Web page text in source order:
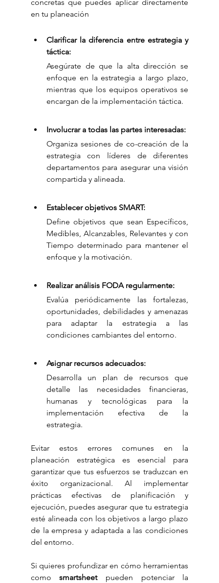
concretas que puedes aplicar directamente
en tu planeación
Clarificar la diferencia entre estrategia y
táctica:
Asegúrate de que la alta dirección se
enfoque en la estrategia a largo plazo,
mientras que los equipos operativos se
encargan de la implementación táctica.
Involucrar a todas las partes interesadas:
Organiza sesiones de co-creación de la
estrategia con líderes de diferentes
departamentos para asegurar una visión
compartida y alineada.
Establecer objetivos SMART:
Define objetivos que sean Específicos,
Medibles, Alcanzables, Relevantes y con
Tiempo determinado para mantener el
enfoque y la motivación.
Realizar análisis FODA regularmente:
Evalúa periódicamente las fortalezas,
oportunidades, debilidades y amenazas
para adaptar la estrategia a las
condiciones cambiantes del entorno.
Asignar recursos adecuados:
Desarrolla un plan de recursos que
detalle las necesidades financieras,
humanas y tecnológicas para la
implementación efectiva de la
estrategia.
Evitar estos errores comunes en la
planeación estratégica es esencial para
garantizar que tus esfuerzos se traduzcan en
éxito organizacional. Al implementar
prácticas efectivas de planificación y
ejecución, puedes asegurar que tu estrategia
esté alineada con los objetivos a largo plazo
de la empresa y adaptada a las condiciones
del entorno.
Si quieres profundizar en cómo herramientas
como smartsheet pueden potenciar la